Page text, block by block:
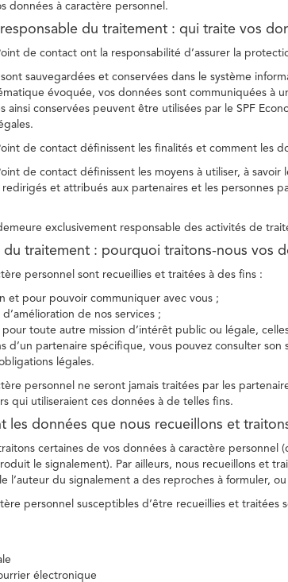
données à caractère personnel.
du traitement : qui traite vos
de contact ont la responsabilité d’assurer la
sont sauvegardées et conservées dans le système
évoquée, vos données sont communiquées à
ainsi conservées peuvent être utilisées par le SPF
de contact définissent les finalités et comment les
de contact définissent les moyens à utiliser, à
et attribués aux partenaires et les personnes
exclusivement responsable des activités de
du traitement : pourquoi traitons-nous vos
personnel sont recueillies et traitées à des fins :
et pour pouvoir communiquer avec vous ;
de nos services ;
toute autre mission d’intérêt public ou légale,
d’un partenaire spécifique, vous pouvez consulter son
légales.
personnel ne seront jamais traitées par les
qui utiliseraient ces données à de telles fins.
les données que nous recueillons et
certaines de vos données à caractère personnel
le signalement). Par ailleurs, nous recueillons et
l’auteur du signalement a des reproches à formuler,
personnel susceptibles d’être recueillies et traitées
électronique